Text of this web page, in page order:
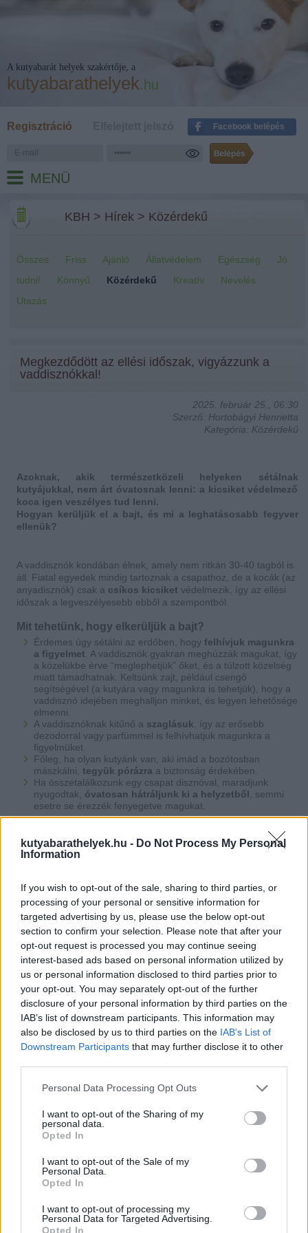
kutyabarathelyek.hu - Do Not Process My Personal
Information
If you wish to opt-out of the sale, sharing to third parties, or
processing of your personal or sensitive information for
targeted advertising by us, please use the below opt-out
section to confirm your selection. Please note that after your
opt-out request is processed you may continue seeing
interest-based ads based on personal information utilized by
us or personal information disclosed to third parties prior to
your opt-out. You may separately opt-out of the further
disclosure of your personal information by third parties on the
IAB’s list of downstream participants. This information may
also be disclosed by us to third parties on the IAB’s List of
Downstream Participants that may further disclose it to other
Personal Data Processing Opt Outs
I want to opt-out of the Sharing of my
personal data.
Opted In
I want to opt-out of the Sale of my
Personal Data.
Opted In
I want to opt-out of processing my
Personal Data for Targeted Advertising.
Opted In
A kutyabarát helyek szakértője, a
kutyabarathelyek.hu
Regisztráció Facebook belépés
MENÜ
KBH > Hírek > Közérdekű
Összes Friss Ajánló Állatvédelem Egészség
Jó
tudni!
Könnyű Közérdekű Kreatív
Nevelés
Utazás
Megkezdődött az ellési időszak, vigyázzunk a
vaddisznókkal!
2025. február 25., 06:30
Szerző: Hortobágyi Henrietta
Kategória: Közérdekű
Azoknak, akik természetközeli helyeken sétálnak
kutyájukkal, nem árt óvatosnak lenni: a kicsiket védelmező
koca igen veszélyes tud lenni.
Hogyan kerüljük el a bajt, és mi a leghatásosabb fegyver
ellenük?
A vaddisznók kondában élnek, amely nem ritkán 30-40 tagból is
áll. Fiatal egyedek mindig tartoznak a csapathoz, de a kocák (az
anyadisznók) csak a csíkos kicsiket védelmezik, így az ellési
időszak a legveszélyesebb ebből a szempontból.
Mit tehetünk, hogy elkerüljük a bajt?
Érdemes úgy sétálni az erdőben, hogyfelhívjuk magunkra
a figyelmet . A vaddisznók gyakran meghúzzák magukat, így
a közelükbe érve “meglephetjük” őket, és a túlzott közelség
miatt támadhatnak. Keltsünk zajt, például csengő
segítségével (a kutyára vagy magunkra is tehetjük), hogy a
vaddisznó idejében meghalljon minket, és legyen lehetősége
elmenni.
A vaddisznóknak kitűnő a szaglásuk , így az erősebb
dezodorral vagy parfümmel is felhívhatjuk magunkra a
figyelmüket.
Főleg, ha olyan kutyánk van, aki imád a bozótosban
mászkálni,tegyük pórázra a biztonság érdekében.
Ha összetalálkozunk egy csapat disznóval, maradjunk
nyugodtak, óvatosan hátráljunk ki a helyzetből , semmi
esetre se érezzék fenyegetve magukat.
Mi az igazán hatásos “fegyver” disznó ellen?
Reméljük, senkinek nem kell átélnie, de ha megtörténik, amitől
figyelmeztető lövést leadni, vagy bottal ütni, mert meg sem fog
kottyanni neki.
A kiváló szaglását “kell kihasználni”, egy
olyan
félelmetesen fog visítani tőle, de nem egy halálos áldozatot
követelt már vaddisznó, így ajánlott igazán hatásos védelemmel